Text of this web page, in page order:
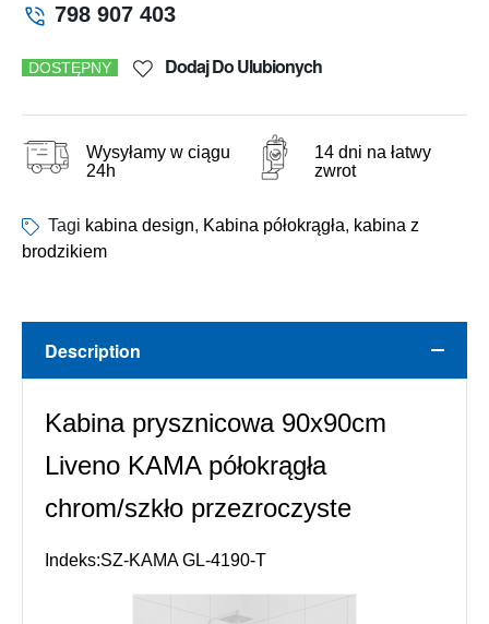
798 907 403
DOSTĘPNY Dodaj Do Ulubionych
Wysyłamy w ciągu
24h
14 dni na łatwy
zwrot
Tagi kabina design, Kabina półokrągła, kabina z
brodzikiem
Description
Kabina prysznicowa 90x90cm
Liveno KAMA półokrągła
chrom/szkło przezroczyste
Indeks:SZ-KAMA GL-4190-T